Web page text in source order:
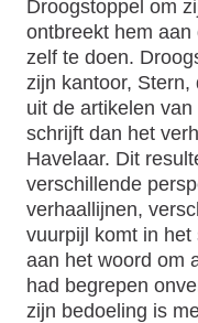
Droogstoppel om
ontbreekt hem
zelf te doen.
zijn kantoor,
uit de artikelen
schrijft dan het
Havelaar. Dit
verschillende
verhaallijnen,
vuurpijl komt in
aan het woord om
had begrepen
zijn bedoeling is